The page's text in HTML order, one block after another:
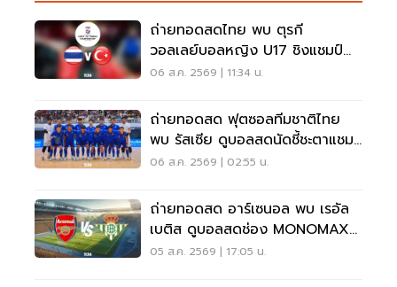
ถ่ายทอดสดไทย พบ ตุรกี
วอลเลย์บอลหญิง U17 ชิงแชมป์
โลก 2026 ตีสี่ 7 ส.ค. 69
06 ส.ค. 2569 | 11:34 น.
ถ่ายทอดสด ฟุตซอลทีมชาติไทย
พบ รัสเซีย ดูบอลสดนัดชี้ชะตาแชมป์
20.30 น.
06 ส.ค. 2569 | 02:55 น.
ถ่ายทอดสด อาร์เซนอล พบ เรอัล
เบติส ดูบอลสดช่อง MONOMAX
เวลา 01.30 น.
05 ส.ค. 2569 | 17:05 น.